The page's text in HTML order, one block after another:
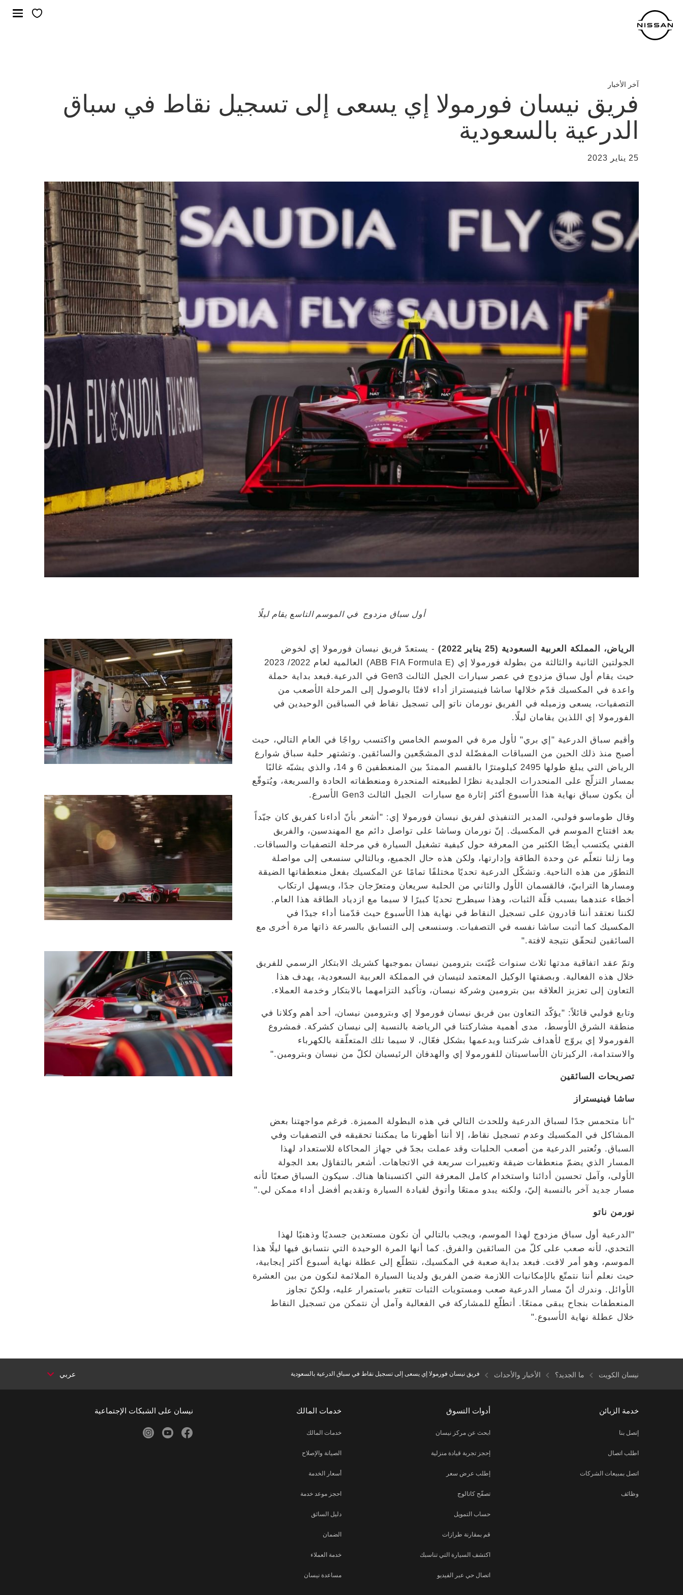
المحتوى
الرئيسي
آخر الأخبار
فريق نيسان فورمولا إي يسعى إلى تسجيل نقاط في سباق
الدرعية بالسعودية
25 يناير 2023
أول سباق مزدوج في الموسم التاسع يقام ليلًا
الرياض، المملكة العربية السعودية (25 يناير 2022)
- يستعدّ فريق نيسان فورمولا إي لخوض
الجولتين الثانية والثالثة من بطولة فورمولا إي (ABB FIA Formula E) العالمية لعام 2022/ 2023
حيث يقام أول سباق مزدوج في عصر سيارات الجيل الثالث Gen3 في الدرعية.فبعد بداية حملة
واعدة في المكسيك قدّم خلالها ساشا فينيستراز أداء لافتًا بالوصول إلى المرحلة الأصعب من
التصفيات، يسعى وزميله في الفريق نورمان ناتو إلى تسجيل نقاط في السباقين الوحيدين في
الفورمولا إي اللذين يقامان ليلًا.
وأقيم سباق الدرعية "إي بري" لأول مرة في الموسم الخامس واكتسب رواجًا في العام التالي، حيث
أصبح منذ ذلك الحين من السباقات المفضّلة لدى المشجّعين والسائقين. وتشتهر حلبة سباق شوارع
الرياض التي يبلغ طولها 2495 كيلومترًا بالقسم الممتدّ بين المنعطفين 6 و 14، والذي يشبّه غالبًا
بمسار التزلّج على المنحدرات الجليدية نظرًا لطبيعته المنحدرة ومنعطفاته الحادة والسريعة، ويُتوقّع
أن يكون سباق نهاية هذا الأسبوع أكثر إثارة مع سيارات الجيل الثالث Gen3 الأسرع.
وقال طوماسو فولبي، المدير التنفيذي لفريق نيسان فورمولا إي: "أشعر بأنّ أداءنا كفريق كان جيّداً
بعد افتتاح الموسم في المكسيك. إنّ نورمان وساشا على تواصل دائم مع المهندسين، والفريق
الفني يكتسب أيضًا الكثير من المعرفة حول كيفية تشغيل السيارة في مرحلة التصفيات والسباقات.
وما زلنا نتعلّم عن وحدة الطاقة وإدارتها، ولكن هذه حال الجميع، وبالتالي سنسعى إلى مواصلة
التطوّر من هذه الناحية. وتشكّل الدرعية تحديًا مختلفًا تمامًا عن المكسيك بفعل منعطفاتها الضيقة
ومسارها الترابيّ، فالقسمان الأول والثاني من الحلبة سريعان ومتعرّجان جدًا، ويسهل ارتكاب
أخطاء عندهما بسبب قلّة الثبات، وهذا سيطرح تحديًا كبيرًا لا سيما مع ازدياد الطاقة هذا العام.
لكننا نعتقد أننا قادرون على تسجيل النقاط في نهاية هذا الأسبوع حيث قدّمنا أداء جيدًا في
المكسيك كما أثبت ساشا نفسه في التصفيات. وسنسعى إلى التسابق بالسرعة ذاتها مرة أخرى مع
السائقين لنحقّق نتيجة لافتة."
وتمّ عقد اتفاقية مدتها ثلاث سنوات عُيّنت بترومين نيسان بموجبها كشريك الابتكار الرسمي للفريق
خلال هذه الفعالية. وبصفتها الوكيل المعتمد لنيسان في المملكة العربية السعودية، يهدف هذا
التعاون إلى تعزيز العلاقة بين بترومين وشركة نيسان، وتأكيد التزامهما بالابتكار وخدمة العملاء.
وتابع فولبي قائلاً: "يؤكّد التعاون بين فريق نيسان فورمولا إي وبترومين نيسان، أحد أهم وكلانا في
منطقة الشرق الأوسط، مدى أهمية مشاركتنا في الرياضة بالنسبة إلى نيسان كشركة. فمشروع
الفورمولا إي يروّج لأهداف شركتنا ويدعمها بشكل فعّال، لا سيما تلك المتعلّقة بالكهرباء
والاستدامة، الركيزتان الأساسيتان للفورمولا إي والهدفان الرئيسيان لكلّ من نيسان وبترومين."
تصريحات السائقين
ساشا فينيستراز
"أنا متحمس جدًا لسباق الدرعية وللحدث التالي في هذه البطولة المميزة. فرغم مواجهتنا بعض
المشاكل في المكسيك وعدم تسجيل نقاط، إلا أننا أظهرنا ما يمكننا تحقيقه في التصفيات وفي
السباق. وتُعتبر الدرعية من أصعب الحلبات وقد عملت بجدّ في جهاز المحاكاة للاستعداد لهذا
المسار الذي يضمّ منعطفات ضيقة وتغييرات سريعة في الاتجاهات. أشعر بالتفاؤل بعد الجولة
الأولى، وآمل تحسين أدائنا واستخدام كامل المعرفة التي اكتسبناها هناك. سيكون السباق صعبًا لأنه
مسار جديد آخر بالنسبة إليّ، ولكنه يبدو ممتعًا وأتوق لقيادة السيارة وتقديم أفضل أداء ممكن لي."
نورمن ناتو
"الدرعية أول سباق مزدوج لهذا الموسم، ويجب بالتالي أن نكون مستعدين جسديًا وذهنيًا لهذا
التحدي، لأنه صعب على كلّ من السائقين والفرق. كما أنها المرة الوحيدة التي نتسابق فيها ليلًا هذا
الموسم، وهو أمر لافت. فبعد بداية صعبة في المكسيك، نتطلّع إلى عطلة نهاية أسبوع أكثر إيجابية،
حيث نعلم أننا نتمتّع بالإمكانيات اللازمة ضمن الفريق ولدينا السيارة الملائمة لنكون من بين العشرة
الأوائل. وندرك أنّ مسار الدرعية صعب ومستويات الثبات تتغير باستمرار عليه، ولكنّ تجاوز
المنعطفات بنجاح يبقى ممتعًا. أتطلّع للمشاركة في الفعالية وآمل أن نتمكن من تسجيل النقاط
خلال عطلة نهاية الأسبوع."
نيسان الكويت ما الجديد؟ الأخبار والأحداث فريق نيسان فورمولا إي يسعى إلى تسجيل نقاط في سباق الدرعية بالسعودية عربي
خدمة الزبائن
إتصل بنا
اطلب اتصال
اتصل بمبيعات الشركات
وظائف
أدوات التسوق
ابحث عن مركز نيسان
إحجز تجربة قيادة منزلية
إطلب عرض سعر
تصفّح كاتالوج
حساب التمويل
قم بمقارنة طرازات
اكتشف السيارة التي تناسبك
اتصال حي عبر الفيديو
خدمات المالك
خدمات المالك
الصيانة والإصلاح
أسعار الخدمة
احجز موعد خدمة
دليل السائق
الضمان
خدمة العملاء
مساعدة نيسان
نيسان على الشبكات الإجتماعية
facebook
youtube